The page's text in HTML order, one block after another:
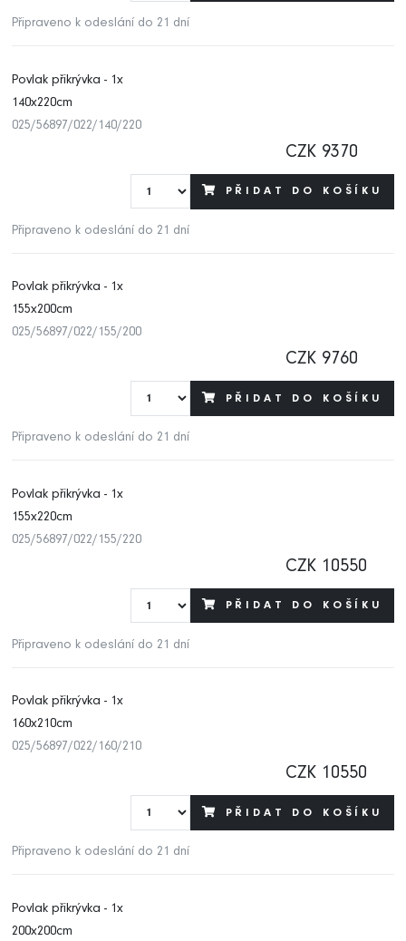
Připraveno k odeslání do 21 dní
Povlak přikrývka - 1x
140x220cm
025/56897/022/140/220
CZK 9370
PŘIDAT DO KOŠÍKU
Připraveno k odeslání do 21 dní
Povlak přikrývka - 1x
155x200cm
025/56897/022/155/200
CZK 9760
PŘIDAT DO KOŠÍKU
Připraveno k odeslání do 21 dní
Povlak přikrývka - 1x
155x220cm
025/56897/022/155/220
CZK 10550
PŘIDAT DO KOŠÍKU
Připraveno k odeslání do 21 dní
Povlak přikrývka - 1x
160x210cm
025/56897/022/160/210
CZK 10550
PŘIDAT DO KOŠÍKU
Připraveno k odeslání do 21 dní
Povlak přikrývka - 1x
200x200cm